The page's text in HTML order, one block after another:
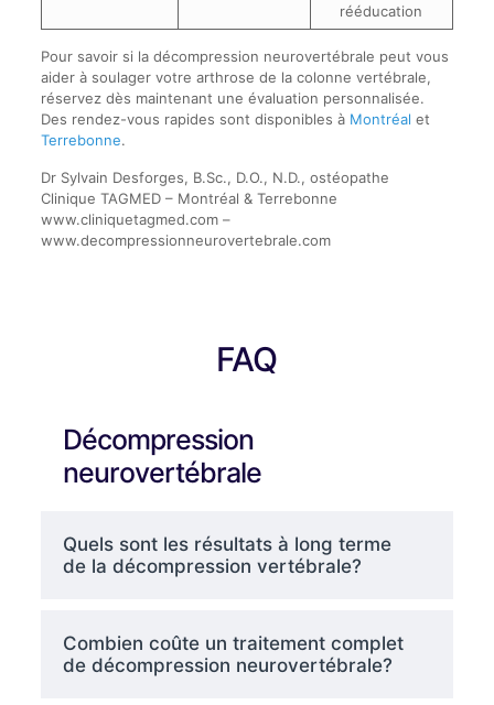
rééducation
Pour savoir si la décompression neurovertébrale peut vous
aider à soulager votre arthrose de la colonne vertébrale,
réservez dès maintenant une évaluation personnalisée.
Des rendez-vous rapides sont disponibles à Montréal et
Terrebonne.
Dr Sylvain Desforges, B.Sc., D.O., N.D., ostéopathe
Clinique TAGMED – Montréal & Terrebonne
www.cliniquetagmed.com –
www.decompressionneurovertebrale.com
FAQ
Décompression
neurovertébrale
Quels sont les résultats à long terme
de la décompression vertébrale?
Combien coûte un traitement complet
de décompression neurovertébrale?